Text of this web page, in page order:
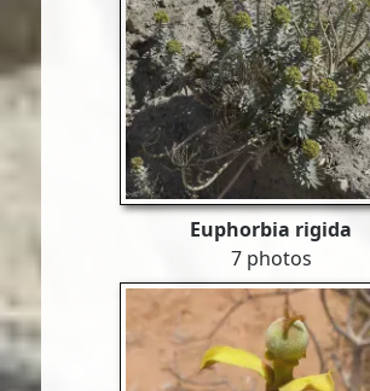
Euphorbia rigida
7 photos